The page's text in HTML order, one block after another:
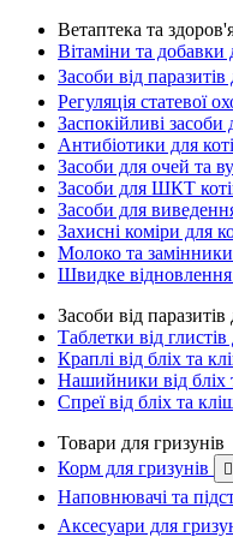
Ветаптека та
Вітаміни та добавки
Засоби від паразитів
Регуляція статевої
Заспокійливі засоби
Антибіотики для
Засоби для очей та
Засоби для ШКТ
Засоби для
Захисні коміри для
Молоко та
Швидке відновлення
Засоби від паразитів
Таблетки від глистів
Краплі від бліх та
Нашийники від бліх
Спреї від бліх та
Товари для гризунів
Корм для гризунів

Наповнювачі та
Аксесуари для